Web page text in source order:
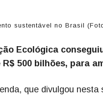
sustentável no Brasil
Ecológica
500 bilhões, para
que divulgou